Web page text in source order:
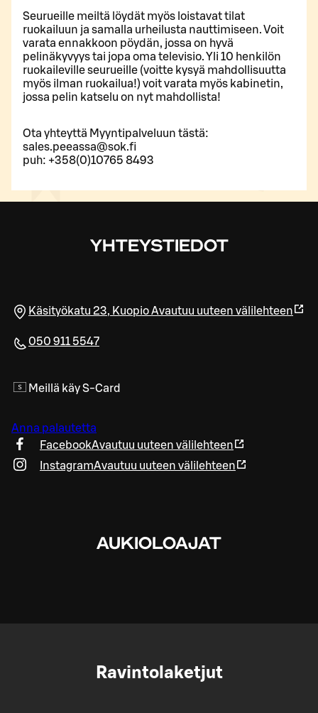
Seurueille meiltä löydät myös loistavat tilat
ruokailuun ja samalla urheilusta nauttimiseen. Voit
varata ennakkoon pöydän, jossa on hyvä
pelinäkyvyys tai jopa oma televisio. Yli 10 henkilön
ruokaileville seurueille (voitte kysyä mahdollisuutta
myös ilman ruokailua!) voit varata myös kabinetin,
jossa pelin katselu on nyt mahdollista!
Ota yhteyttä Myyntipalveluun tästä:
sales.peeassa@sok.fi
puh: +358(0)10765 8493
YHTEYSTIEDOT
Käsityökatu 23, KuopioAvautuu uuteen välilehteen
050 911 5547
Meillä käy S-Card
Anna palautetta
FacebookAvautuu uuteen välilehteen
InstagramAvautuu uuteen välilehteen
AUKIOLOAJAT
Ravintolaketjut